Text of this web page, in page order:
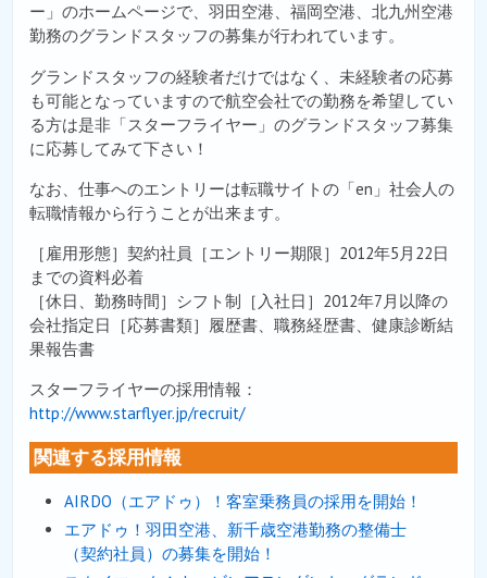
ー」のホームページで、羽田空港、福岡空港、北九州空港
勤務のグランドスタッフの募集が行われています。
グランドスタッフの経験者だけではなく、未経験者の応募
も可能となっていますので航空会社での勤務を希望してい
る方は是非「スターフライヤー」のグランドスタッフ募集
に応募してみて下さい！
なお、仕事へのエントリーは転職サイトの「en」社会人の
転職情報から行うことが出来ます。
［雇用形態］契約社員［エントリー期限］2012年5月22日
までの資料必着
［休日、勤務時間］シフト制［入社日］2012年7月以降の
会社指定日［応募書類］履歴書、職務経歴書、健康診断結
果報告書
スターフライヤーの採用情報：
http://www.starflyer.jp/recruit/
関連する採用情報
AIRDO（エアドゥ）！客室乗務員の採用を開始！
エアドゥ！羽田空港、新千歳空港勤務の整備士
（契約社員）の募集を開始！